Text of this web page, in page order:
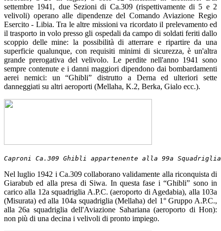
settembre 1941, due Sezioni di Ca.309 (rispettivamente di 5 e 2
velivoli) operano alle dipendenze del Comando Aviazione Regio
Esercito - Libia. Tra le altre missioni va ricordato il prelevamento ed
il trasporto in volo presso gli ospedali da campo di soldati feriti dallo
scoppio delle mine: la possibilità di atterrare e ripartire da una
superficie qualunque, con requisiti minimi di sicurezza, è un'altra
grande prerogativa del velivolo. Le perdite nell'anno 1941 sono
sempre contenute e i danni maggiori dipendono dai bombardamenti
aerei nemici: un “Ghibli” distrutto a Derna ed ulteriori sette
danneggiati su altri aeroporti (Mellaha, K.2, Berka, Gialo ecc.).
Caproni Ca.309 Ghibli appartenente alla 99a
Nel luglio 1942 i Ca.309 collaborano validamente alla riconquista di
Giarabub ed alla presa di Siwa. In questa fase i “Ghibli” sono in
carico alla 12a squadriglia A.P.C. (aeroporto di Agedabia), alla 103a
(Misurata) ed alla 104a squadriglia (Mellaha) del 1° Gruppo A.P.C.,
alla 26a squadriglia dell'Aviazione Sahariana (aeroporto di Hon):
non più di una decina i velivoli di pronto impiego.